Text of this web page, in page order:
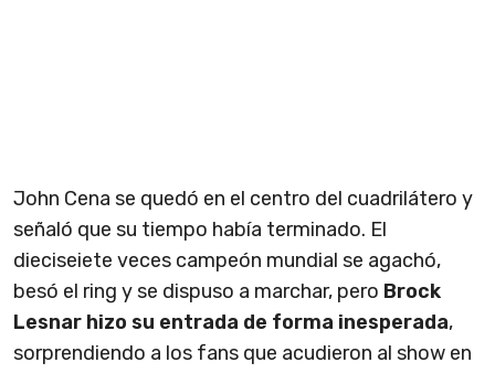
John Cena se quedó en el centro del cuadrilátero y
señaló que su tiempo había terminado. El
dieciseiete veces campeón mundial se agachó,
besó el ring y se dispuso a marchar, pero Brock
Lesnar hizo su entrada de forma inesperada,
sorprendiendo a los fans que acudieron al show en